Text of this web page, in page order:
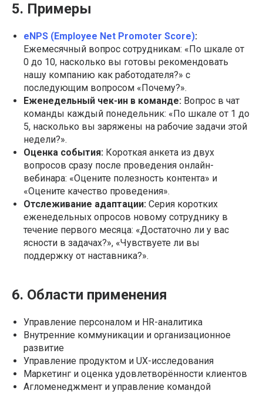
5. Примеры
eNPS (Employee Net Promoter Score):
Ежемесячный вопрос сотрудникам: «По шкале от
0 до 10, насколько вы готовы рекомендовать
нашу компанию как работодателя?» с
последующим вопросом «Почему?».
Еженедельный чек-ин в команде: Вопрос в чат
команды каждый понедельник: «По шкале от 1 до
5, насколько вы заряжены на рабочие задачи этой
недели?».
Оценка события: Короткая анкета из двух
вопросов сразу после проведения онлайн-
вебинара: «Оцените полезность контента» и
«Оцените качество проведения».
Отслеживание адаптации: Серия коротких
еженедельных опросов новому сотруднику в
течение первого месяца: «Достаточно ли у вас
ясности в задачах?», «Чувствуете ли вы
поддержку от наставника?».
6. Области применения
Управление персоналом и HR-аналитика
Внутренние коммуникации и организационное
развитие
Управление продуктом и UX-исследования
Маркетинг и оценка удовлетворённости клиентов
Агломенеджмент и управление командой